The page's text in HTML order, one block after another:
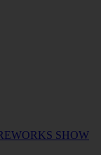
SHOW